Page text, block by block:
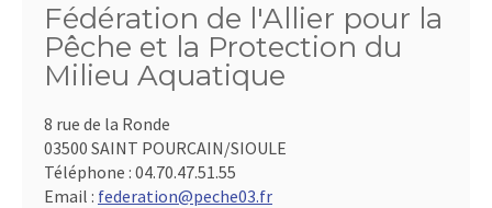
Fédération de l'Allier pour la
Pêche et la Protection du
Milieu Aquatique
8 rue de la Ronde
03500 SAINT POURCAIN/SIOULE
Téléphone : 04.70.47.51.55
Email : federation@peche03.fr